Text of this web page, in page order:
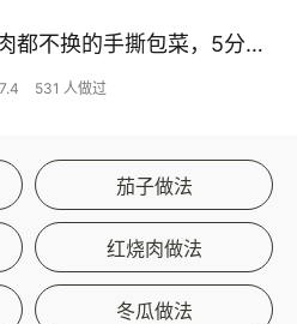
❗拿肉都不换的手撕包菜，5分钟快手家常菜🔥
531 人做过
茄子做法
红烧肉做法
冬瓜做法